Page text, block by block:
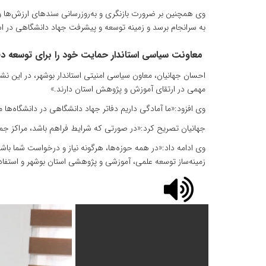
وی همچنین بر ضرورت بازنگری و به‌روزرسانی سندهای ارزش‌ها
به سرانجام برسد و زمینه توسعه و پیشرفت جهاد دانشگاهی در
معاونت سیاسی استاندار حمایت خود را برای توسعه
احسان جهانیان، معاون سیاسی امنیتی استاندار بوشهر، در
مهمی در ارتقای آموزش و پژوهش استان دارند.»
وی افزود:«ما آمادگی داریم دفاتر جهاد دانشگاهی در
جهانیان تصریح کرد:«در صورتی که شرایط فراهم باشد، مراکز
وی ادامه داد:«در همه حوزه‌ها، هرگونه نیاز و درخواست شما
زمینه‌ساز توسعه علمی، آموزشی و پژوهشی استان بوشهر و